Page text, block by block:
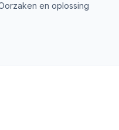
en oplossing